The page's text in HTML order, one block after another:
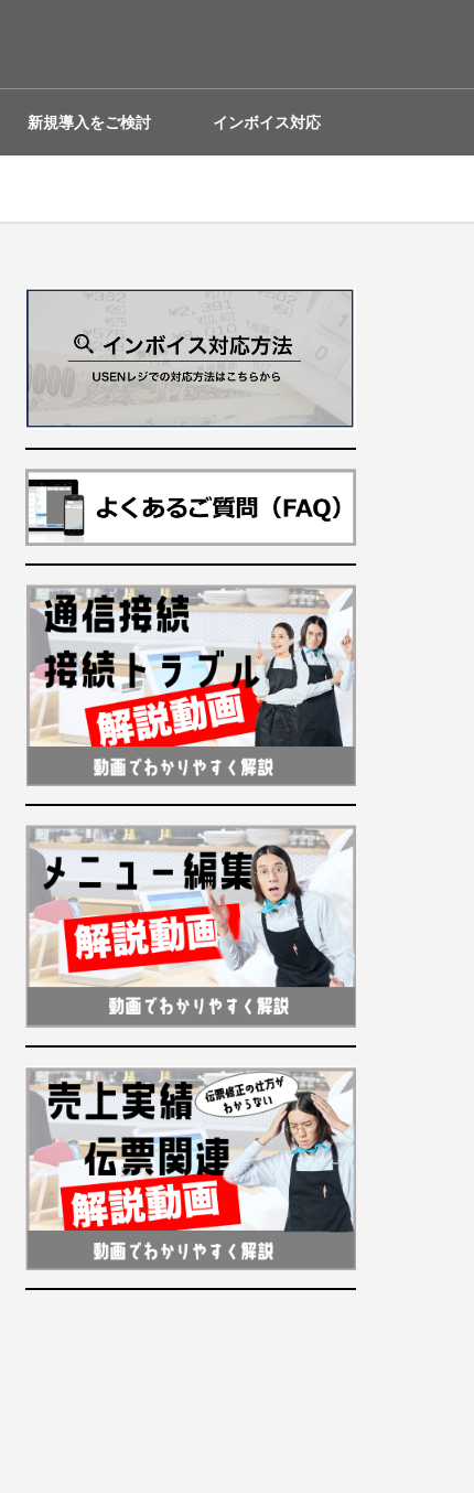
新規導入をご検討 インボイス対応